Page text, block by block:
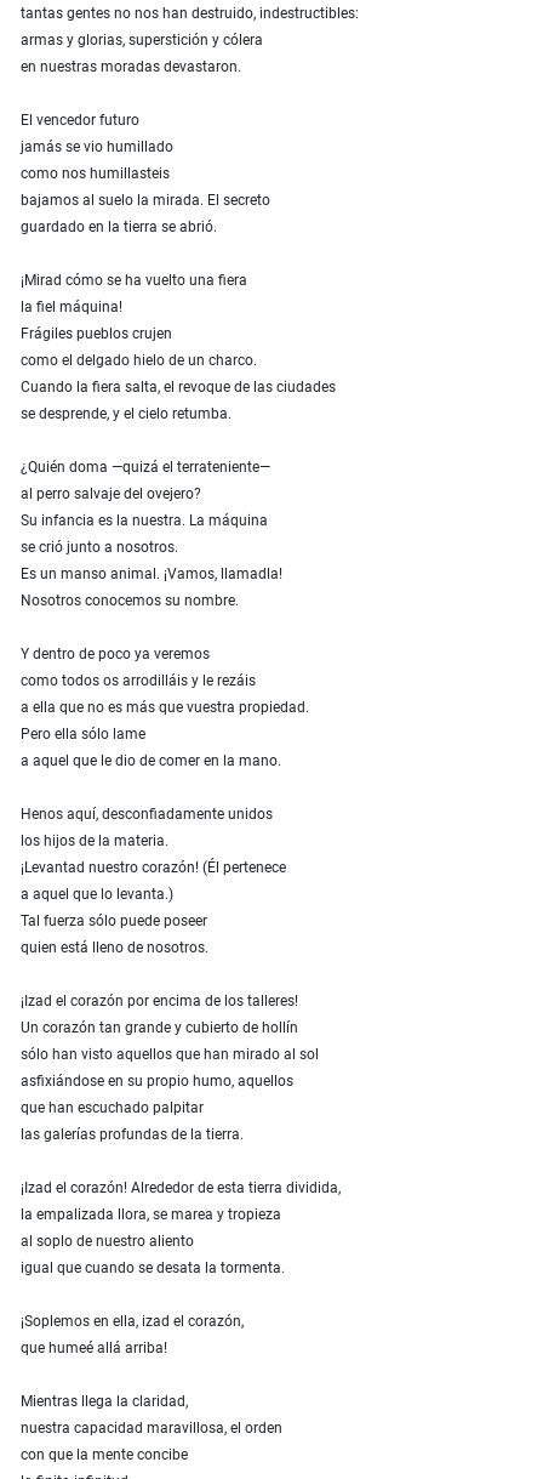
tantas gentes no nos han destruido, indestructibles:
armas y glorias, superstición y cólera
en nuestras moradas devastaron.
El vencedor futuro
jamás se vio humillado
como nos humillasteis
bajamos al suelo la mirada. El secreto
guardado en la tierra se abrió.
¡Mirad cómo se ha vuelto una fiera
la fiel máquina!
Frágiles pueblos crujen
como el delgado hielo de un charco.
Cuando la fiera salta, el revoque de las ciudades
se desprende, y el cielo retumba.
¿Quién doma —quizá el terrateniente—
al perro salvaje del ovejero?
Su infancia es la nuestra. La máquina
se crió junto a nosotros.
Es un manso animal. ¡Vamos, llamadla!
Nosotros conocemos su nombre.
Y dentro de poco ya veremos
como todos os arrodilláis y le rezáis
a ella que no es más que vuestra propiedad.
Pero ella sólo lame
a aquel que le dio de comer en la mano.
Henos aquí, desconfiadamente unidos
los hijos de la materia.
¡Levantad nuestro corazón! (Él pertenece
a aquel que lo levanta.)
Tal fuerza sólo puede poseer
quien está lleno de nosotros.
¡Izad el corazón por encima de los talleres!
Un corazón tan grande y cubierto de hollín
sólo han visto aquellos que han mirado al sol
asfixiándose en su propio humo, aquellos
que han escuchado palpitar
las galerías profundas de la tierra.
¡Izad el corazón! Alrededor de esta tierra dividida,
la empalizada llora, se marea y tropieza
al soplo de nuestro aliento
igual que cuando se desata la tormenta.
¡Soplemos en ella, izad el corazón,
que humeé allá arriba!
Mientras llega la claridad,
nuestra capacidad maravillosa, el orden
con que la mente concibe